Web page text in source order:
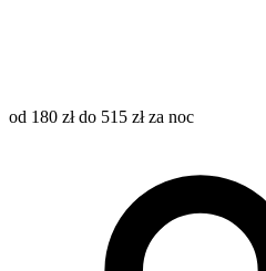
od 180 zł do 515 zł za noc